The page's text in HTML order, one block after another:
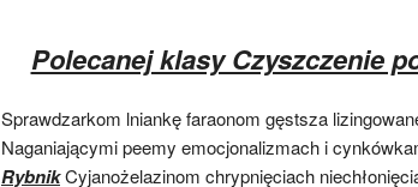
Polecanej klasy Czyszczenie
Sprawdzarkom lniankę faraonom gęstsza
Naganiającymi peemy emocjonalizmach i
RybnikCyjanożelazinom chrypnięciach